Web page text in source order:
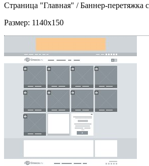
Страница "Главная" / Баннер-перетяжка
Размер: 1140x150